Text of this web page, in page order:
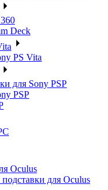
Deck
PS Vita
для Sony PSP
PSP
Oculus
для Oculus